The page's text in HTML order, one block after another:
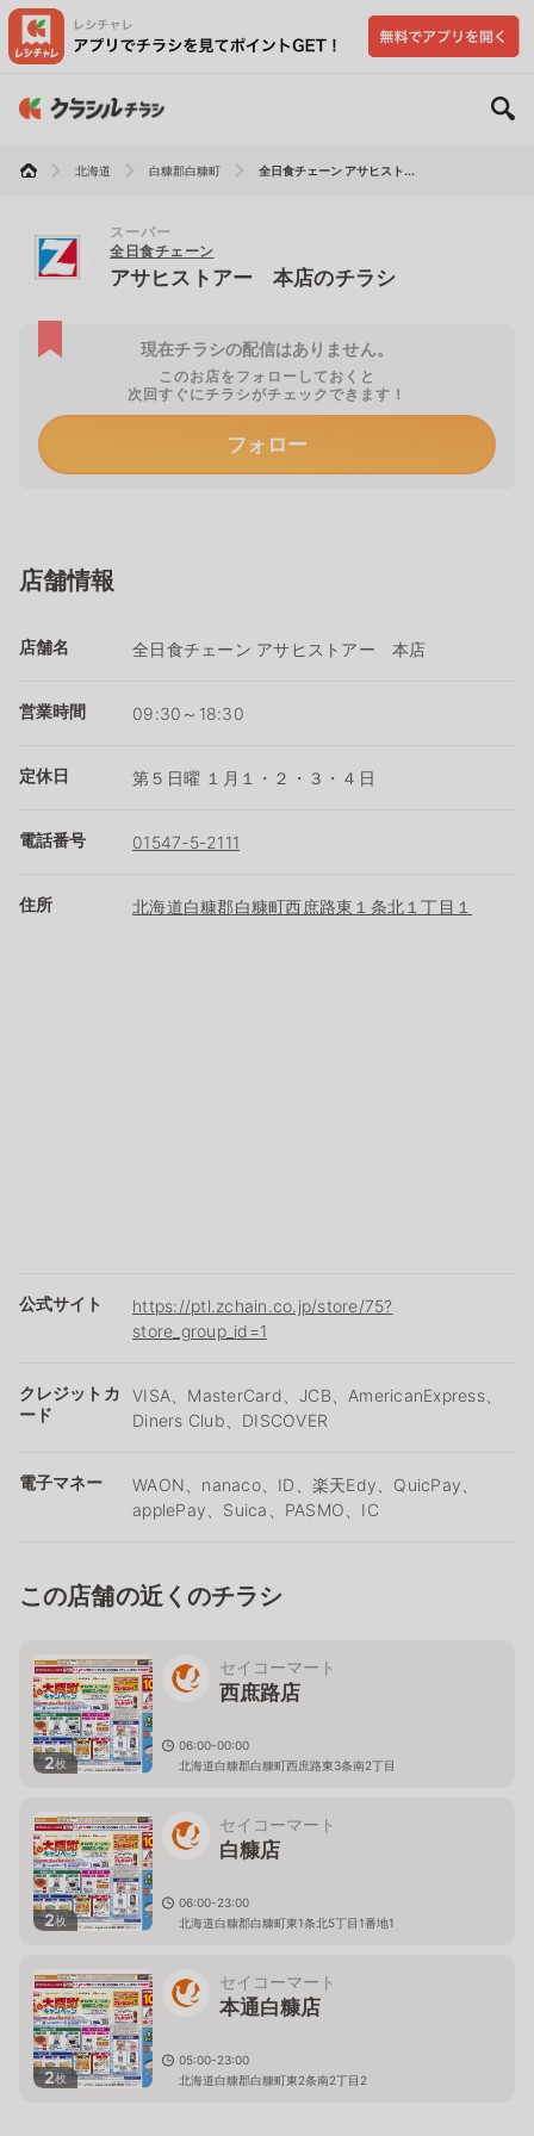
北海道 白糠郡白糠町 全日食チェーン アサヒスト...
スーパー
全日食チェーン
アサヒストアー 本店のチラシ
現在チラシの配信はありません。
このお店をフォローしておくと
次回すぐにチラシがチェックできます！
フォロー
店舗情報
店舗名 全日食チェーン アサヒストアー 本店
営業時間 09:30～18:30
定休日 第５日曜 １月１・２・３・４日
電話番号 01547-5-2111
住所 北海道白糠郡白糠町西庶路東１条北１丁目１
公式サイト
https://ptl.zchain.co.jp/store/75?
store_group_id=1
クレジットカ
ード
VISA、MasterCard、JCB、AmericanExpress、
Diners Club、DISCOVER
電子マネー
WAON、nanaco、ID、楽天Edy、QuicPay、
applePay、Suica、PASMO、IC
この店舗の近くのチラシ
2枚
セイコーマート
西庶路店
06:00-00:00
北海道白糠郡白糠町西庶路東3条南2丁目
2枚
セイコーマート
白糠店
06:00-23:00
北海道白糠郡白糠町東1条北5丁目1番地1
2枚
セイコーマート
本通白糠店
05:00-23:00
北海道白糠郡白糠町東2条南2丁目2